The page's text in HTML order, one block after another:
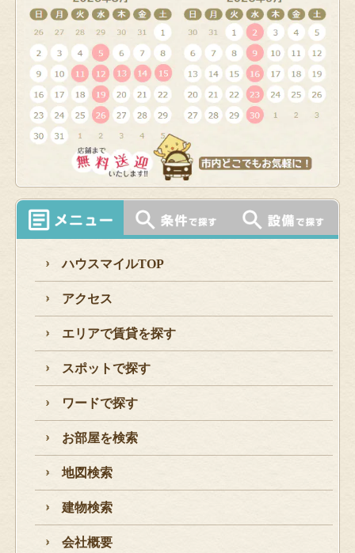
ハウスマイルTOP
アクセス
エリアで賃貸を探す
スポットで探す
ワードで探す
お部屋を検索
地図検索
建物検索
会社概要